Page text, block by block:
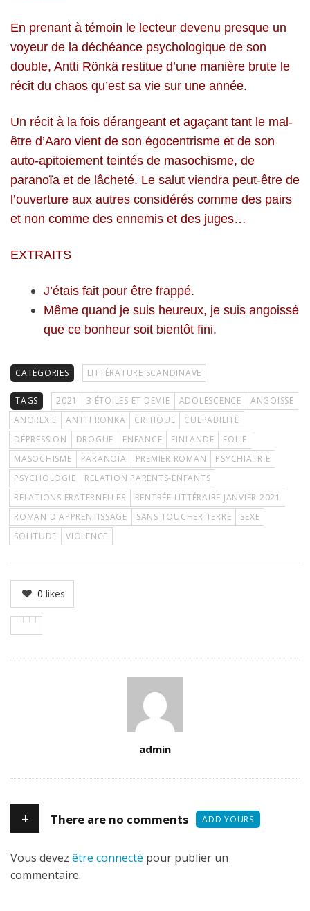
En prenant à témoin le lecteur devenu presque un
voyeur de la déchéance psychologique de son
double, Antti Rönkä restitue d’une manière brute le
récit du chaos qu’est sa vie sur une année.
Un récit à la fois dérangeant et agaçant tant le mal-
être d’Aaro vient de son égocentrisme et de son
auto-apitoiement teintés de masochisme, de
paranoïa et de lâcheté. Le salut viendra peut-être de
l’ouverture aux autres considérés comme des pairs
et non comme des ennemis et des juges…
EXTRAITS
J’étais fait pour être frappé.
Même quand je suis heureux, je suis angoissé
que ce bonheur soit bientôt fini.
CATÉGORIES LITTÉRATURE SCANDINAVE
TAGS 2021 3 ÉTOILES ET DEMIE ADOLESCENCE
ANGOISSE
ANOREXIE
ANTTI RÖNKÄ CRITIQUE
CULPABILITÉ
DÉPRESSION
DROGUE ENFANCE FINLANDE
FOLIE
MASOCHISME
PARANOÏA PREMIER ROMAN
PSYCHIATRIE
PSYCHOLOGIE
RELATION PARENTS-ENFANTS
RELATIONS FRATERNELLES
RENTRÉE LITTÉRAIRE JANVIER 2021
ROMAN D'APPRENTISSAGE
SANS TOUCHER TERRE
SEXE
SOLITUDE
VIOLENCE
0 likes
admin
+ There are no comments ADD YOURS
Vous devez être connecté pour publier un
commentaire.